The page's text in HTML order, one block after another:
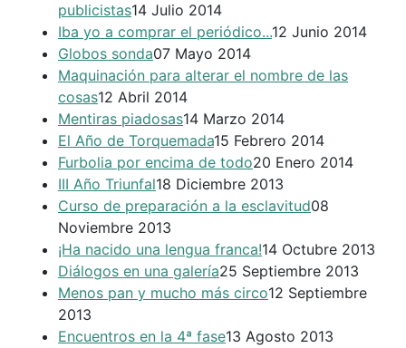
publicistas14 Julio 2014
Iba yo a comprar el periódico...12 Junio 2014
Globos sonda07 Mayo 2014
Maquinación para alterar el nombre de las
cosas12 Abril 2014
Mentiras piadosas14 Marzo 2014
El Año de Torquemada15 Febrero 2014
Furbolia por encima de todo20 Enero 2014
III Año Triunfal18 Diciembre 2013
Curso de preparación a la esclavitud08
Noviembre 2013
¡Ha nacido una lengua franca!14 Octubre 2013
Diálogos en una galería25 Septiembre 2013
Menos pan y mucho más circo12 Septiembre
2013
Encuentros en la 4ª fase13 Agosto 2013